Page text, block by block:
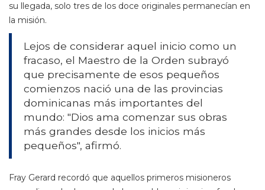
su llegada, solo tres de los doce originales permanecían en
la misión.
Lejos de considerar aquel inicio como un
fracaso, el Maestro de la Orden subrayó
que precisamente de esos pequeños
comienzos nació una de las provincias
dominicanas más importantes del
mundo: "Dios ama comenzar sus obras
más grandes desde los inicios más
pequeños", afirmó.
Fray Gerard recordó que aquellos primeros misioneros